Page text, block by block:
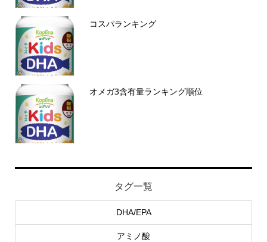
コスパランキング
オメガ3含有量ランキング順位
タグ一覧
DHA/EPA
アミノ酸